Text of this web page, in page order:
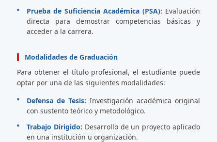
Prueba de Suficiencia Académica (PSA): Evaluación
directa para demostrar competencias básicas y
acceder a la carrera.
Modalidades de Graduación
Para obtener el título profesional, el estudiante puede
optar por una de las siguientes modalidades:
Defensa de Tesis: Investigación académica original
con sustento teórico y metodológico.
Trabajo Dirigido: Desarrollo de un proyecto aplicado
en una institución u organización.